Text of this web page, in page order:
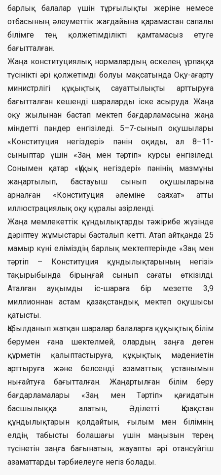
барлық балалар үшін тұрғылықты жеріне немесе
отбасының әлеуметтік жағдайына қарамастан сапалы
білімге тең қолжетімділікті қамтамасыз етуге
бағытталған.
Жаңа конституциялық нормалардың өскелең ұрпаққа
түсінікті әрі қолжетімді болуы мақсатында Оқу-ағарту
министрлігі құқықтық сауаттылықты арттыруға
бағытталған кешенді шараларды іске асыруда. Жаңа
оқу жылынан бастап мектеп бағдарламасына жаңа
міндетті пәндер енгізіледі. 5–7-сынып оқушылары
«Конституция негіздері» пәнін оқиды, ал 8–11-
сыныптар үшін «Заң мен тәртіп» курсы енгізіледі.
Сонымен қатар «Құқық негіздері» пәнінің мазмұны
жаңартылып, бастауыш сынып оқушыларына
арналған «Конституция әлеміне саяхат» атты
иллюстрациялық оқу құралы әзірленді.
Жаңа мемлекеттік құндылықтарды тәжірибе жүзінде
дәріптеу жұмыстары басталып кетті. Атап айтқанда 25
мамыр күні еліміздің барлық мектептерінде «Заң мен
тәртіп – Конституция құндылықтарының негізі»
тақырыбында бірыңғай сынып сағаты өткізілді.
Аталған ауқымды іс-шараға бір мезетте 3,9
миллионнан астам қазақстандық мектеп оқушысы
қатысты.
Қабылданып жатқан шаралар балаларға құқықтық білім
берумен ғана шектелмей, олардың заңға деген
құрметін қалыптастыруға, құқықтық мәдениетін
арттыруға және белсенді азаматтық ұстанымын
нығайтуға бағытталған. Жаңартылған білім беру
бағдарламалары «Заң мен Тәртіп» қағидатын
басшылыққа алатын, Әділетті Қазақстан
құндылықтарын қолдайтын, ғылым мен білімнің
елдің табысты болашағы үшін маңызын терең
түсінетін заңға бағынатын, жауапты әрі отансүйгіш
азаматтарды тәрбиелеуге негіз болады.